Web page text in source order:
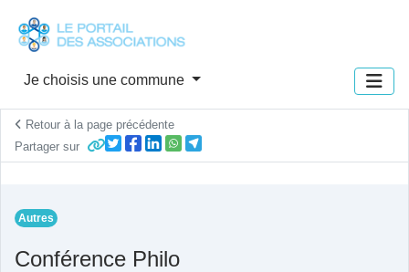
Je choisis une commune
Retour à la page précédente
Partager sur
Autres
Conférence Philo